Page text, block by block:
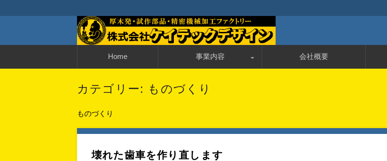
厚木発・試作部品・精密加工の株式会社ケイ
神奈川・厚木発・試作部品・精密機械加工ファクトリー
Home 事業内容 会社概要
カテゴリー: ものづくり
ものづくり
壊れた歯車を作り直します